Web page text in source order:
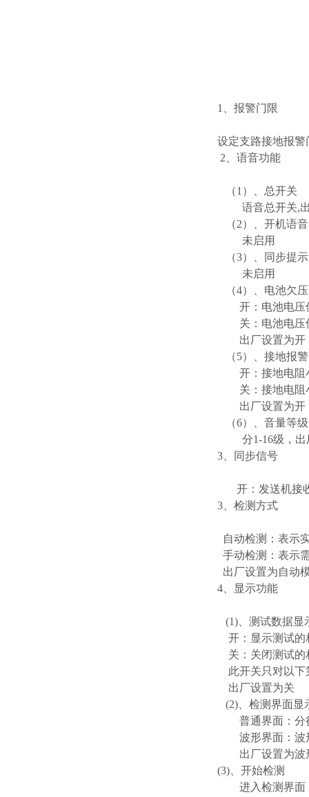
1、报警门限
设定支路接地报
2、语音功能
（1）、总开关
语音总开关,出
（2）、开机语音
未启用
（3）、同步提示
未启用
（4）、电池欠压
开：电池电压
关：电池电压
出厂设置为开
（5）、接地报警
开：接地电阻
关：接地电阻
出厂设置为开
（6）、音量等级
分1-16级，出
3、同步信号
开：发送机接收
3、检测方式
自动检测：表示
手动检测：表示
出厂设置为自动
4、显示功能
(1)、测试数据显
开：显示测试的
关：关闭测试的
此开关只对以下
出厂设置为关
(2)、检测界面显
普通界面：分
波形界面：波
出厂设置为波
(3)、开始检测
进入检测界面